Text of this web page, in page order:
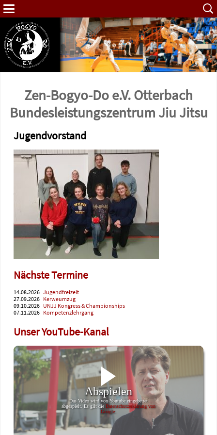
Suche
nach:
Zen-Bogyo-Do e.V. Otterbach
Bundes­leistungs­zentrum Jiu Jitsu
Jugendvorstand
Nächste Termine
14.08.2026 Jugendfreizeit
27.09.2026 Kerweumzug
09.10.2026 UNJJ Kongress & Championships
07.11.2026 Kompetenzlehrgang
Unser YouTube-Kanal